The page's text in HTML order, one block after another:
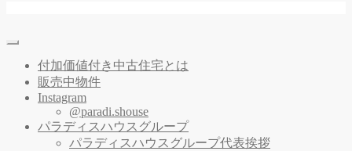
付加価値付き中古住宅とは
販売中物件
Instagram
@paradi.shouse
パラディスハウスグループ
パラディスハウスグループ代表挨拶